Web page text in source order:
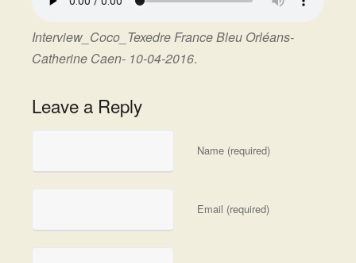
Interview_Coco_Texedre France Bleu Orléans-
Catherine Caen- 10-04-2016.
Leave a Reply
Name (required)
Email (required)